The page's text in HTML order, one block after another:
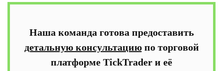
Наша команда готова предоставить
детальную консультациюпо торговой
платформе TickTrader и её